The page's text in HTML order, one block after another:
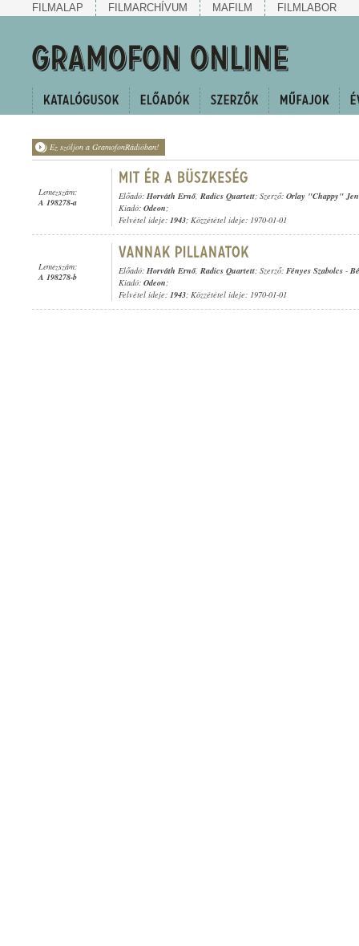
FILMALAP FILMARCHÍVUM MAFILM FILMLABOR
Ez szóljon a GramofonRádióban!
Lemezszám:
A 198278-a
Előadó: Horváth Ernő, Radics Quartett; Szerző: Orlay "Chappy"
Kiadó: Odeon;
Felvétel ideje: 1943; Közzététel ideje: 1970-01-01
Lemezszám:
A 198278-b
Előadó: Horváth Ernő, Radics Quartett; Szerző: Fényes Szabolcs -
Kiadó: Odeon;
Felvétel ideje: 1943; Közzététel ideje: 1970-01-01